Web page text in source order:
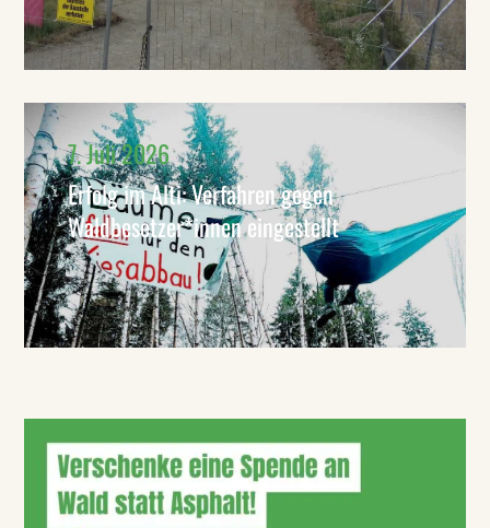
7. Juli 2026
Erfolg im Alti: Verfahren gegen
Waldbesetzer*innen eingestellt